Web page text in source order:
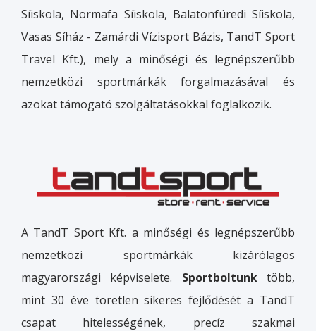
Síiskola, Normafa Síiskola, Balatonfüredi Síiskola,
Vasas Síház - Zamárdi Vízisport Bázis, TandT Sport
Travel Kft.), mely a minőségi és legnépszerűbb
nemzetközi sportmárkák forgalmazásával és
azokat támogató szolgáltatásokkal foglalkozik.
A TandT Sport Kft. a minőségi és legnépszerűbb
nemzetközi sportmárkák kizárólagos
magyarországi képviselete. Sportboltunktöbb,
mint 30 éve töretlen sikeres fejlődését a TandT
csapat hitelességének, precíz szakmai